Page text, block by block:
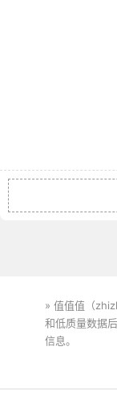
» 值值值（
和低质量数据
信息。